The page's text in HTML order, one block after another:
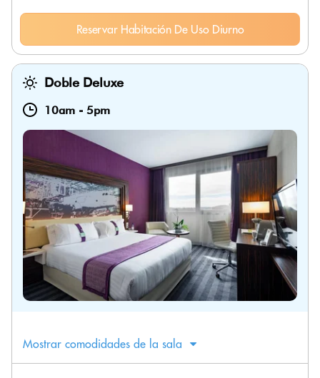
Reservar Habitación De Uso Diurno
Doble Deluxe
10am - 5pm
Mostrar comodidades de la sala